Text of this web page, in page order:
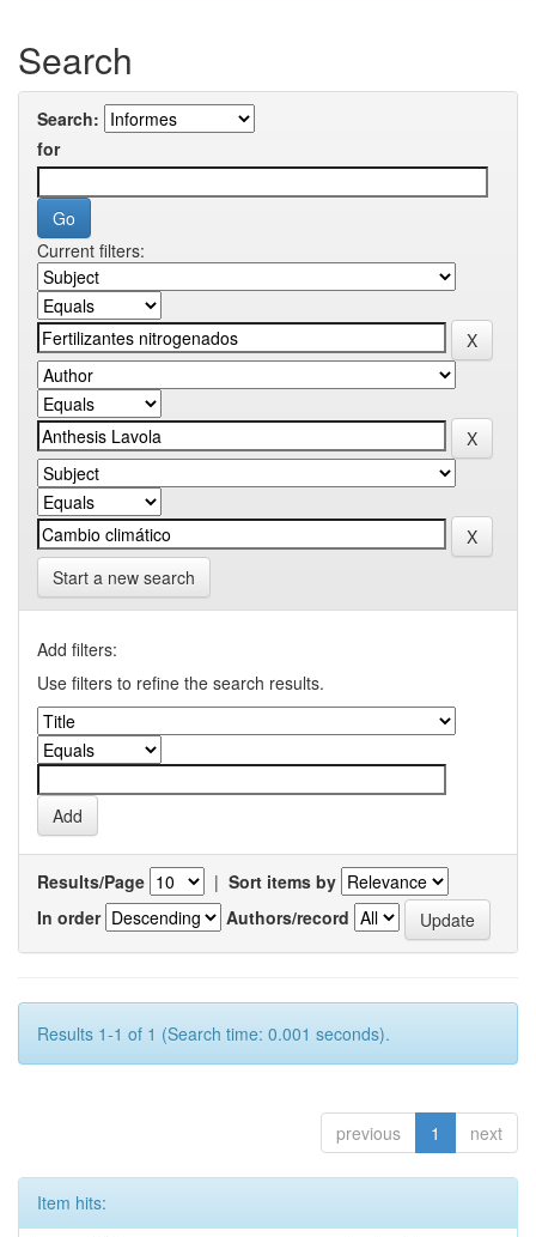
Search
Search:
for
Current filters:
Start a new search
Add filters:
Use filters to refine the search results.
Results/Page | Sort items by
In order
Authors/record
Results 1-1 of 1 (Search time: 0.001 seconds).
previous 1 next
Item hits: